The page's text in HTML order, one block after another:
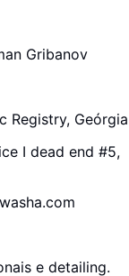
Gribanov
Registry, Geórgia
I dead end #5,
e detailing.